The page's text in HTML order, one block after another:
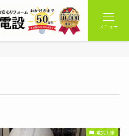
メニュー
電気工事